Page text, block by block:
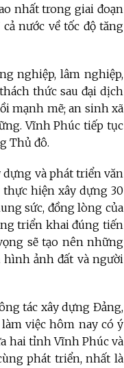
nhất trong giai đoạn
nước về tốc độ tăng
nghiệp, lâm nghiệp,
thức sau đại dịch
mạnh mẽ; an sinh xã
Vĩnh Phúc tiếp tục
Thủ đô.
dựng và phát triển văn
hiện xây dựng 30
sức, đồng lòng của
triển khai đúng tiến
sẽ tạo nên những
ảnh đất và người
tác xây dựng Đảng,
việc hôm nay có ý
hai tỉnh Vĩnh Phúc và
phát triển, nhất là